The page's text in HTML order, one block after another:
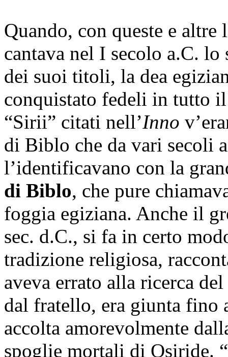
Quando, con queste e
cantava nel I secolo a.C.
dei suoi titoli, la dea
conquistato fedeli in tutto
“Sirii” citati nell’Inno
di Biblo che da vari secoli
l’identificavano con la
di Biblo, che pure
foggia egiziana. Anche il
sec. d.C., si fa in certo
tradizione religiosa,
aveva errato alla ricerca
dal fratello, era giunta fino
accolta amorevolmente
spoglie mortali di Osiride.